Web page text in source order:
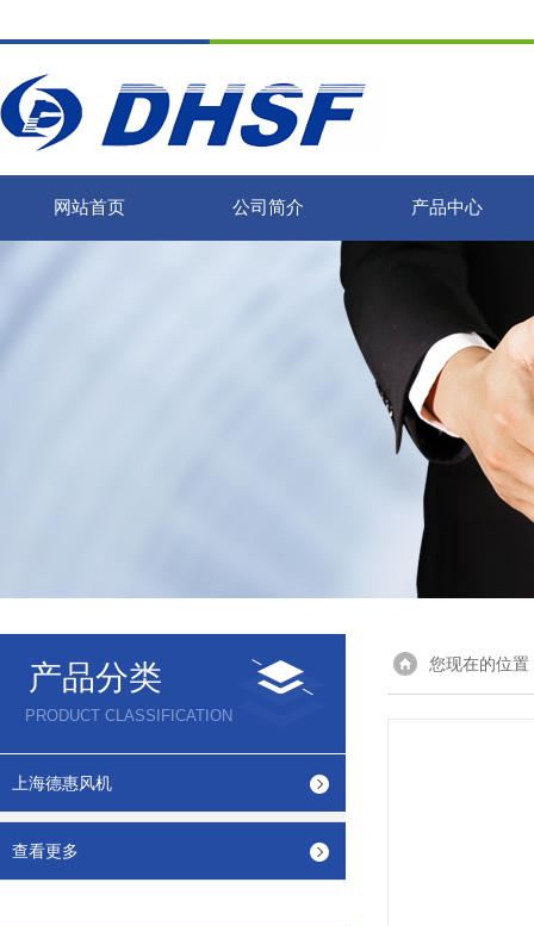
网站首页 公司简介 产品中心
产品分类
PRODUCT CLASSIFICATION
上海德惠风机
查看更多
您现在的位置